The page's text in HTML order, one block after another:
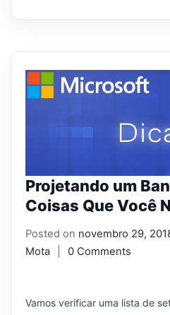
Projetando um
Coisas Que Você
Posted on novembro 29,
Mota
0 Comments
Vamos verificar uma lista de